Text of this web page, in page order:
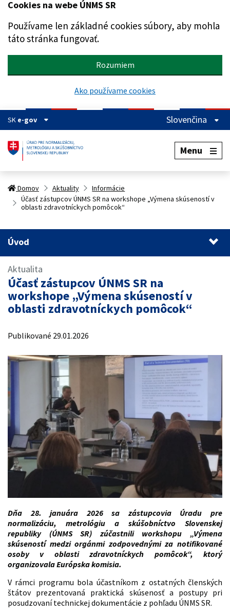
Preskočiť na hlavný obsah
Cookies na webe ÚNMS SR
Používame len základné cookies súbory, aby mohla
táto stránka fungovať.
Rozumiem
Ako používame cookies
SK e-gov Slovenčina
Menu
Domov Aktuality
Informácie
Účasť zástupcov ÚNMS SR na workshope „Výmena skúseností v
oblasti zdravotníckych pomôcok“
Úvod
Úvod
Aktualita
Účasť zástupcov ÚNMS SR na
workshope „Výmena skúseností v
oblasti zdravotníckych pomôcok“
Publikované 29.01.2026
Dňa 28. januára 2026 sa zástupcovia Úradu pre
normalizáciu, metrológiu a skúšobníctvo Slovenskej
republiky (ÚNMS SR) zúčastnili workshopu „Výmena
skúseností medzi orgánmi zodpovednými za notifikované
osoby v oblasti zdravotníckych pomôcok“, ktorý
organizovala Európska komisia.
V rámci programu bola účastníkom z ostatných členských
štátov prezentovaná praktická skúsenosť a postupy pri
posudzovaní technickej dokumentácie z pohľadu ÚNMS SR.